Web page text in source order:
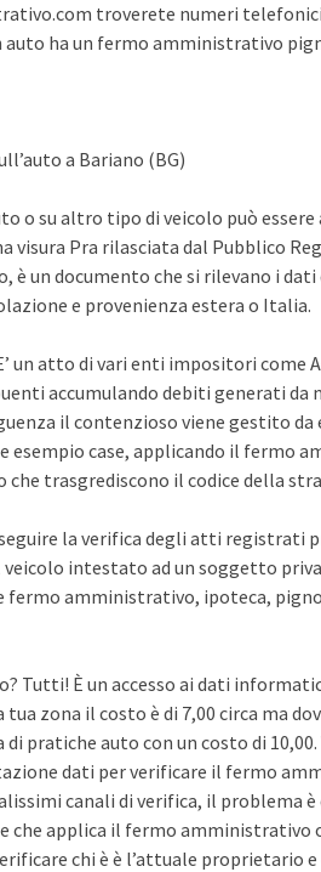
troverete numeri
auto ha un fermo amministrativo
a Bariano (BG)
o su altro tipo di veicolo può essere
visura Pra rilasciata dal Pubblico
è un documento che si rilevano i
e provenienza estera o Italia.
un atto di vari enti impositori come
accumulando debiti generati da
il contenzioso viene gestito
esempio case, applicando il fermo
trasgrediscono il codice della
la verifica degli atti registrati
intestato ad un soggetto
fermo amministrativo, ipoteca,
Tutti! È un accesso ai dati
zona il costo è di 7,00 circa ma
di pratiche auto con un costo di
dati per verificare il fermo
canali di verifica, il problema è
che applica il fermo amministrativo
chi è è l’attuale proprietario e